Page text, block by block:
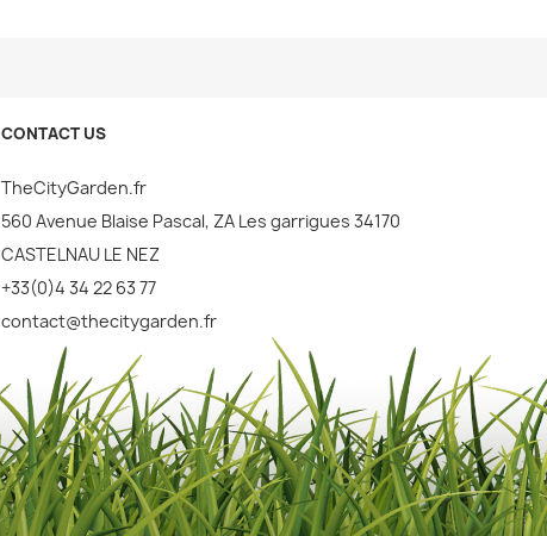
CONTACT US
TheCityGarden.fr
560 Avenue Blaise Pascal, ZA Les garrigues 34170
CASTELNAU LE NEZ
+33(0)4 34 22 63 77
contact@thecitygarden.fr